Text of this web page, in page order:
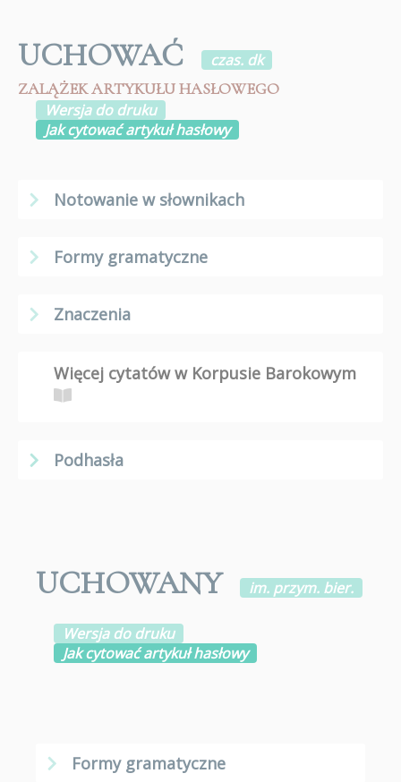
UCHOWAĆ
czas. dk
ZALĄŻEK ARTYKUŁU HASŁOWEGO
Wersja do druku
Jak cytować artykuł hasłowy
Notowanie w słownikach
Formy gramatyczne
Znaczenia
Więcej cytatów w Korpusie Barokowym
Podhasła
UCHOWANY im. przym. bier.
Wersja do druku
Jak cytować artykuł hasłowy
Formy gramatyczne